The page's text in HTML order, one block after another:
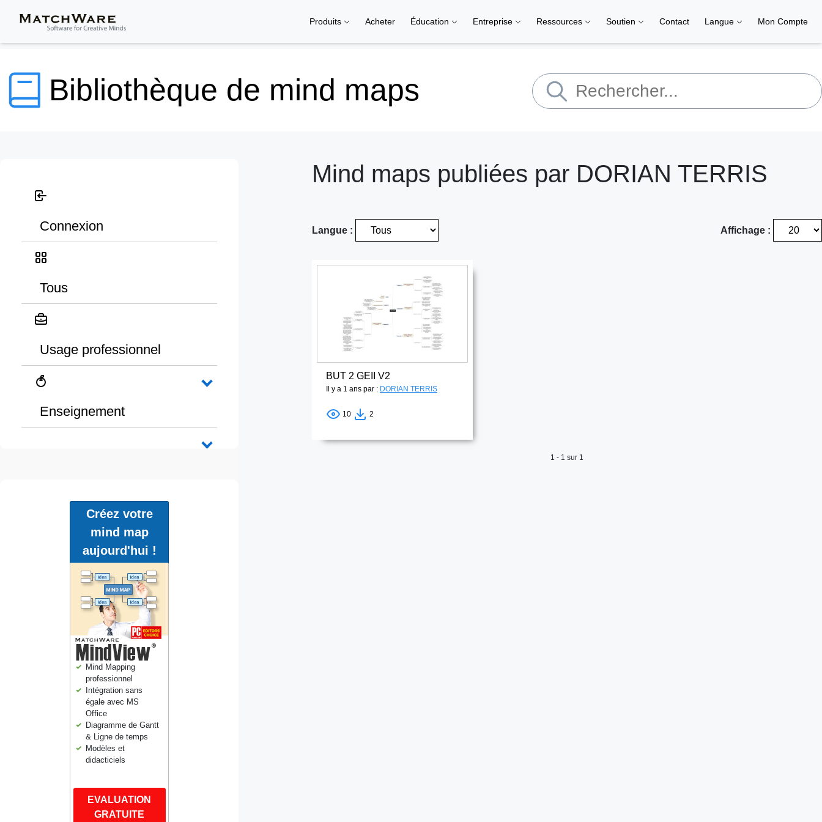
Produits Acheter Éducation Entreprise Ressources Soutien Contact Langue Mon Compte
Bibliothèque de mind maps
Connexion
Tous
Usage professionnel
Enseignement
Créez votre
mind map
aujourd'hui !
Mind Mapping
professionnel
Intégration sans
égale avec MS
Office
Diagramme de Gantt
& Ligne de temps
Modèles et
didacticiels
EVALUATION
GRATUITE
Mind maps publiées par DORIAN TERRIS
Langue : Affichage :
BUT 2 GEII V2
Il y a 1 ans par : DORIAN TERRIS
10 2
1 - 1 sur 1